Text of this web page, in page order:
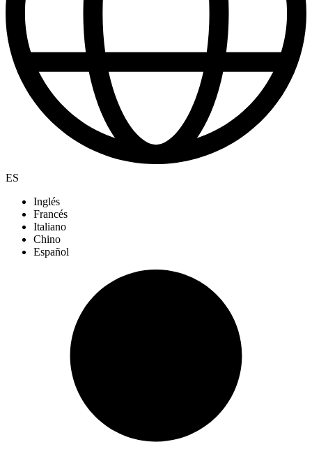
ES
Inglés
Francés
Italiano
Chino
Español